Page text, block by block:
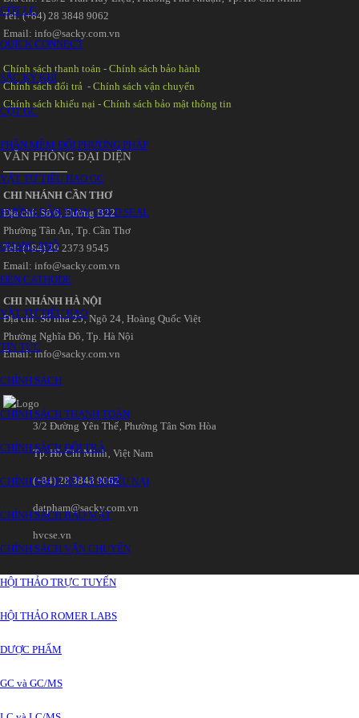
CỘT LC
QUICK CONNECT
SẮC KÝ KHÍ
CỘT GC
PHẦN MỀM ĐỔI PHƯƠNG PHÁP
VẬT TƯ TIÊU HAO GC
HƯỚNG DẪN THAY GOLD SEAL
QUANG PHỔ
ĐÈN CATHODE
VẬT TƯ TIÊU HAO
TIN TỨC
CHÍNH SÁCH
CHÍNH SÁCH THANH TOÁN
CHÍNH SÁCH ĐỔI TRẢ
CHÍNH SÁCH XỬ LÝ KHIẾU NẠI
CHÍNH SÁCH BẢO MẬT
CHÍNH SÁCH VẬN CHUYỂN
HỘI THẢO TRỰC TUYẾN
HỘI THẢO ROMER LABS
DƯỢC PHẨM
GC và GC/MS
Tel: (+84) 28 3848 9062
Email: info@sacky.com.vn
Chính sách thanh toán -Chính sách bảo hành
Chính sách đổi trả -Chính sách vận chuyển
Chính sách khiếu nại -Chính sách bảo mật thông tin
VĂN PHÒNG ĐẠI DIỆN
CHI NHÁNH CẦN THƠ
Địa chỉ: Số 6‚ Đường B22
Phường Tân An‚ Tp. Cần Thơ
Tel: (+84) 29 2373 9545
Email: info@sacky.com.vn
CHI NHÁNH HÀ NỘI
Địa chỉ: Số nhà 25‚ Ngõ 24‚ Hoàng Quốc Việt
Phường Nghĩa Đô‚ Tp. Hà Nội
Email: info@sacky.com.vn
3/2 Đường Yên Thế‚ Phường Tân Sơn Hòa
Tp. Hồ Chí Minh‚ Việt Nam
(+84) 28 3848 9062
datpham@sacky.com.vn
hvcse.vn